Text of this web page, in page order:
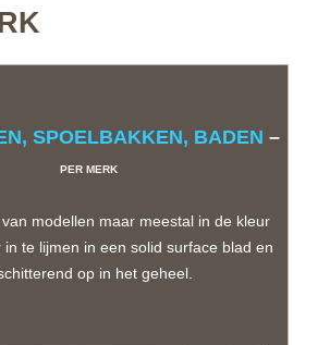
SPOELBAKKEN, BADEN –
PER MERK
modellen maar meestal in de kleur
in te lijmen in een solid surface blad en
op in het geheel.